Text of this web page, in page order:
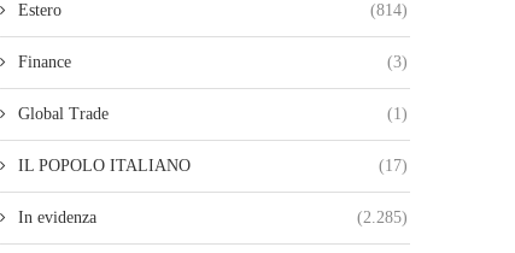
Estero (814)
Finance (3)
Global Trade (1)
IL POPOLO ITALIANO (17)
In evidenza (2.285)